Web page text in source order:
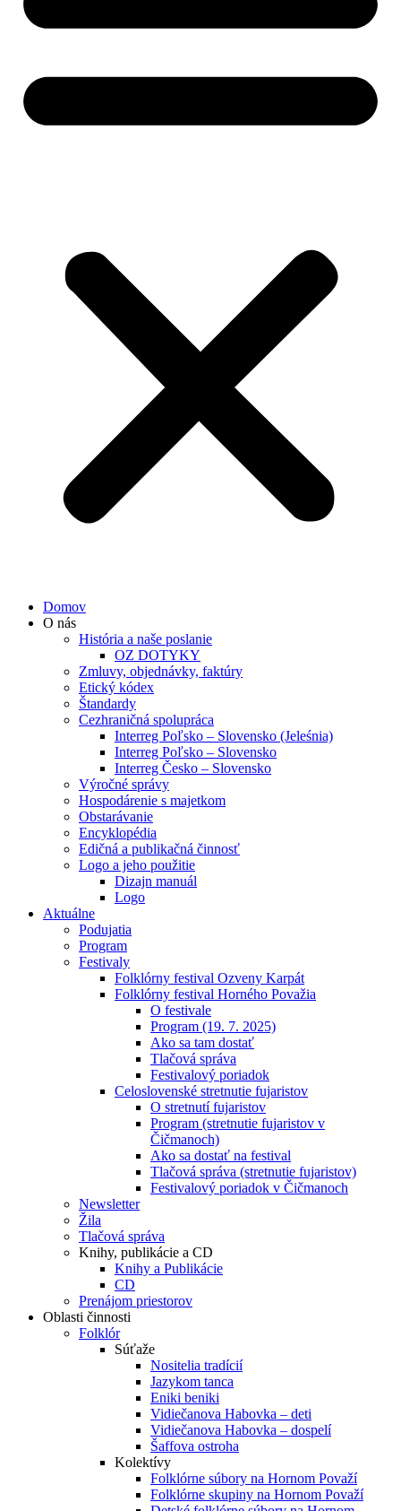
Domov
O nás
História a naše poslanie
OZ DOTYKY
Zmluvy, objednávky, faktúry
Etický kódex
Štandardy
Cezhraničná spolupráca
Interreg Poľsko – Slovensko (Jeleśnia)
Interreg Poľsko – Slovensko
Interreg Česko – Slovensko
Výročné správy
Hospodárenie s majetkom
Obstarávanie
Encyklopédia
Edičná a publikačná činnosť
Logo a jeho použitie
Dizajn manuál
Logo
Aktuálne
Podujatia
Program
Festivaly
Folklórny festival Ozveny Karpát
Folklórny festival Horného Považia
O festivale
Program (19. 7. 2025)
Ako sa tam dostať
Tlačová správa
Festivalový poriadok
Celoslovenské stretnutie fujaristov
O stretnutí fujaristov
Program (stretnutie fujaristov v
Čičmanoch)
Ako sa dostať na festival
Tlačová správa (stretnutie fujaristov)
Festivalový poriadok v Čičmanoch
Newsletter
Žila
Tlačová správa
Knihy, publikácie a CD
Knihy a Publikácie
CD
Prenájom priestorov
Oblasti činnosti
Folklór
Súťaže
Nositelia tradícií
Jazykom tanca
Eniki beniki
Vidiečanova Habovka – deti
Vidiečanova Habovka – dospelí
Šaffova ostroha
Kolektívy
Folklórne súbory na Hornom Považí
Folklórne skupiny na Hornom Považí